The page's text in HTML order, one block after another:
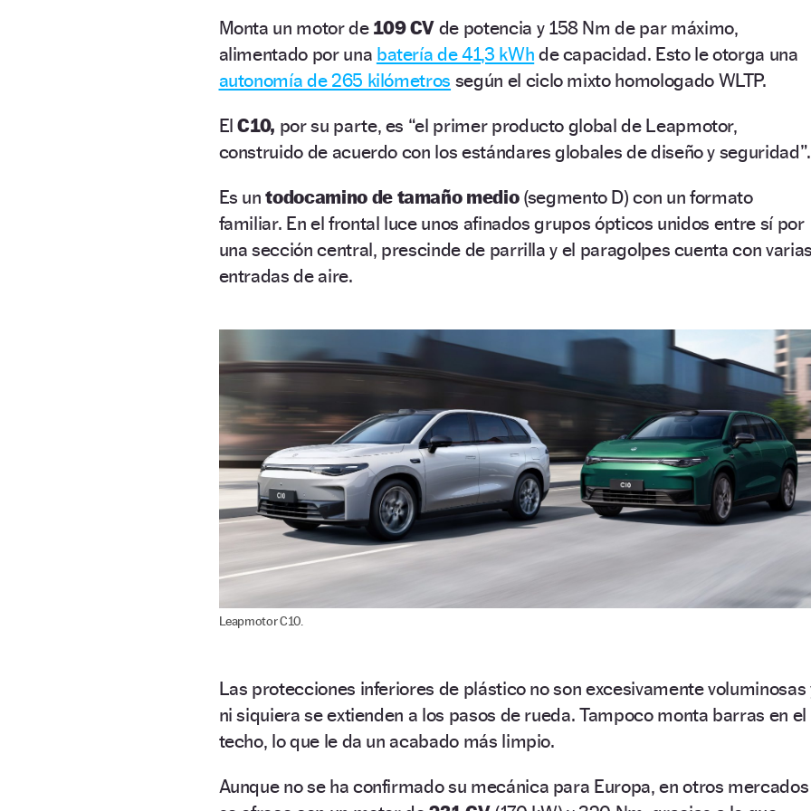
Monta un motor de109 CV de potencia y 158 Nm de par máximo,
alimentado por una batería de 41,3 kWh de capacidad. Esto le otorga una
autonomía de 265 kilómetros según el ciclo mixto homologado WLTP.
ElC10, por su parte, es “el primer producto global de Leapmotor,
construido de acuerdo con los estándares globales de diseño y seguridad”.
Es untodocamino de tamaño medio(segmento D) con un formato
familiar. En el frontal luce unos afinados grupos ópticos unidos entre sí por
una sección central, prescinde de parrilla y el paragolpes cuenta con
entradas de aire.
Leapmotor C10.
Las protecciones inferiores de plástico no son excesivamente voluminosas
ni siquiera se extienden a los pasos de rueda. Tampoco monta barras en el
techo, lo que le da un acabado más limpio.
Aunque no se ha confirmado su mecánica para Europa, en otros mercados